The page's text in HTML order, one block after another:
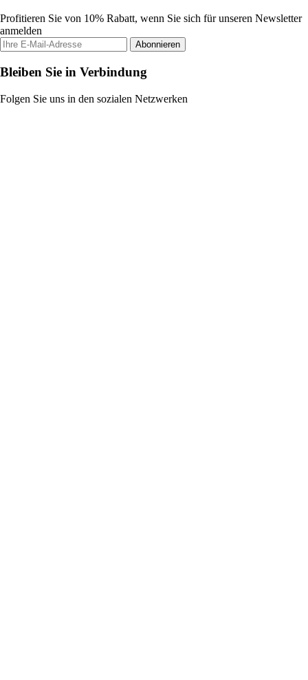
Profitieren Sie von 10% Rabatt, wenn Sie sich für unseren Newsletter
anmelden
Abonnieren
Bleiben Sie in Verbindung
Folgen Sie uns in den sozialen Netzwerken